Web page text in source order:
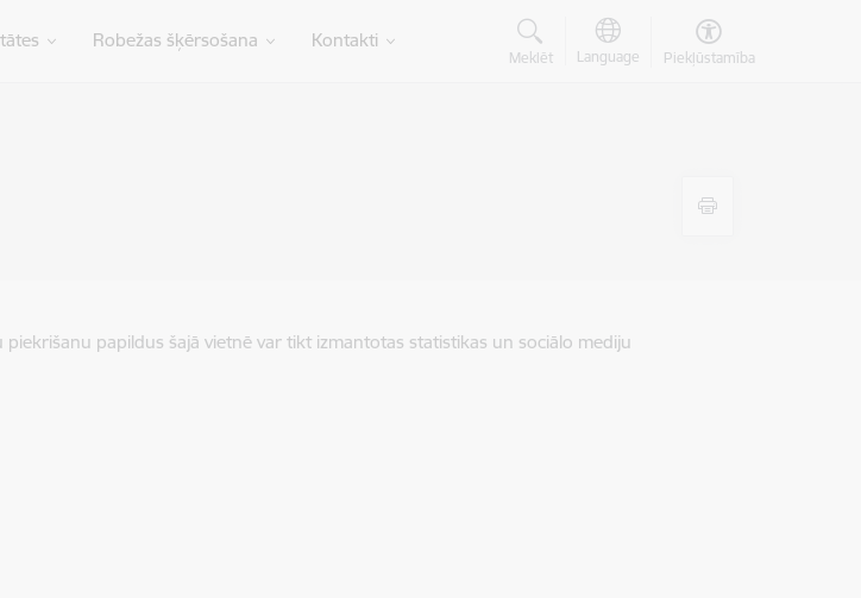
Robežas šķērsošana Kontakti
Meklēt Language Piekļūstamība
papildus šajā vietnē var tikt izmantotas statistikas un sociālo mediju